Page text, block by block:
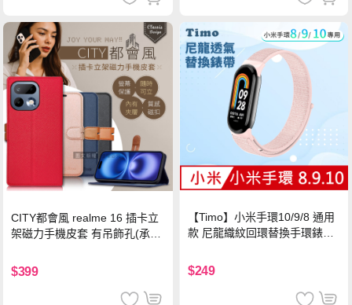
CITY都會風 realme 16 插卡立
架磁力手機皮套 有吊飾孔(承諾
$399
【Timo】小米手環10/9/8 通用
款 尼龍織紋回環替換手環錶帶-
$249